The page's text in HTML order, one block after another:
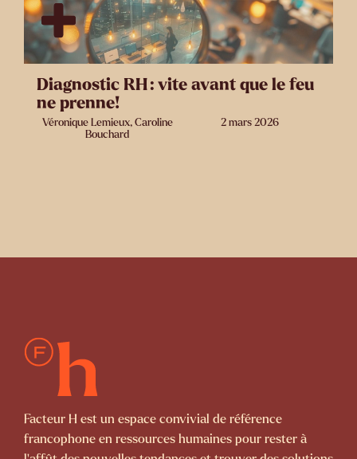
Diagnostic RH : vite avant que le feu
ne prenne!
Véronique Lemieux, Caroline
Bouchard
2 mars 2026
Facteur H est un espace convivial de référence
francophone en ressources humaines pour rester à